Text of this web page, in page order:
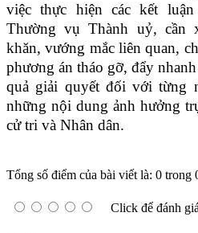
việc thực hiện các kết
Thường vụ Thành uỷ, cần
khăn, vướng mắc liên quan,
phương án tháo gỡ, đẩy
quả giải quyết đối với từng
những nội dung ảnh hưởng
cử tri và Nhân dân.
Tổng số điểm của bài viết là: 0 trong
Click để đánh